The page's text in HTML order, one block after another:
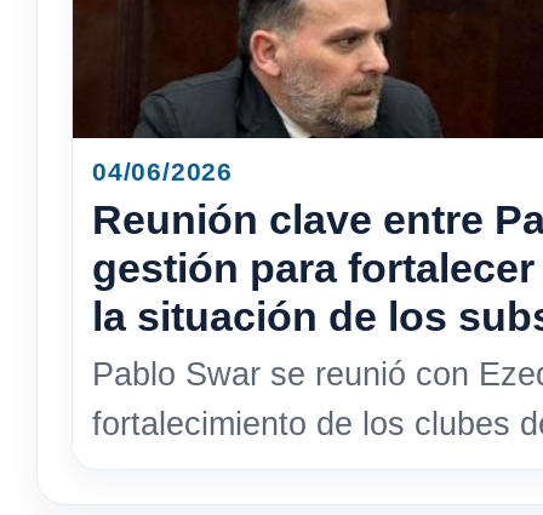
04/06/2026
Reunión clave entre
gestión para
la situación de los
Pablo Swar se reunió con
fortalecimiento de los clubes